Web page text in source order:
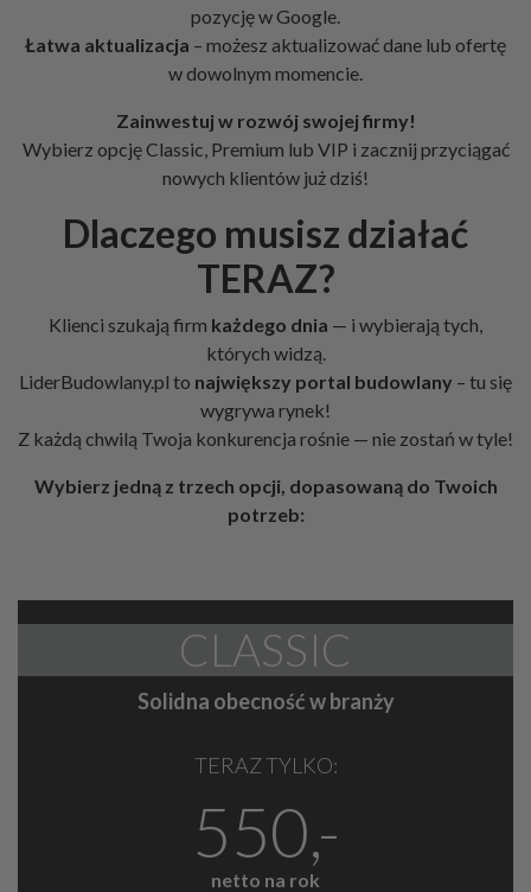
pozycję w Google.
Łatwa aktualizacja – możesz aktualizować dane lub ofertę
w dowolnym momencie.
Zainwestuj w rozwój swojej firmy!
Wybierz opcję Classic, Premium lub VIP i zacznij przyciągać
nowych klientów już dziś!
Dlaczego musisz działać
TERAZ?
Klienci szukają firm każdego dnia — i wybierają tych,
których widzą.
LiderBudowlany.pl to największy portal budowlany – tu się
wygrywa rynek!
Z każdą chwilą Twoja konkurencja rośnie — nie zostań w tyle!
Wybierz jedną z trzech opcji, dopasowaną do Twoich
potrzeb:
CLASSIC
Solidna obecność w branży
TERAZ TYLKO:
550,-
netto na rok